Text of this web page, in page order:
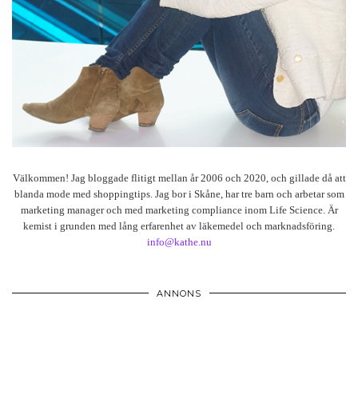
Välkommen! Jag bloggade flitigt mellan år 2006 och 2020, och gillade då att
blanda mode med shoppingtips. Jag bor i Skåne, har tre barn och arbetar som
marketing manager och med marketing compliance inom Life Science. Är
kemist i grunden med lång erfarenhet av läkemedel och marknadsföring.
info@kathe.nu
ANNONS